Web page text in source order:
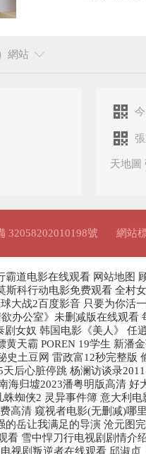
網站
天地圖
32058202010198號 網站
霸道电影在线观看 网站地图
科行动电影免费观看 全村
大战2百度影音 只要为你活
办公室》未删减版在线观看
女奴 韩国电影《美人》 任
天霸 POREN 19学生 新潘
土豆网 雷政富12秒完整版
后心脏停跳 杨澜访谈录
归墟2023潘粤明版高清
蜘侠2 灵异事件簿 意大利
高清 窥视者电影(无删减)哪
岳让我满足的导演 沧元图
雪中悍刀行电视剧剧情介
视剧叛逆者在线观看 邱淑